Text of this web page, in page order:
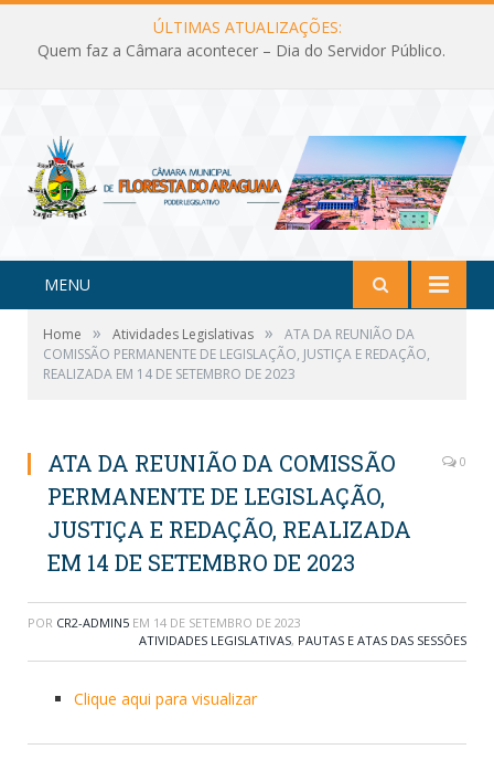
ÚLTIMAS ATUALIZAÇÕES:
Quem faz a Câmara acontecer – Dia do Servidor Público.
MENU
Home » Atividades Legislativas »
ATA DA REUNIÃO DA
COMISSÃO PERMANENTE DE LEGISLAÇÃO, JUSTIÇA E REDAÇÃO,
REALIZADA EM 14 DE SETEMBRO DE 2023
ATA DA REUNIÃO DA COMISSÃO
PERMANENTE DE LEGISLAÇÃO,
JUSTIÇA E REDAÇÃO, REALIZADA
EM 14 DE SETEMBRO DE 2023
0
POR CR2-ADMIN5 EM 14 DE SETEMBRO DE 2023
ATIVIDADES LEGISLATIVAS, PAUTAS E ATAS DAS SESSÕES
Clique aqui para visualizar